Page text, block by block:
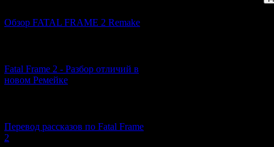
Обзор FATAL FRAME 2 Remake
Fatal Frame 2 - Разбор отличий в
новом Ремейке
Перевод рассказов по Fatal Frame
2